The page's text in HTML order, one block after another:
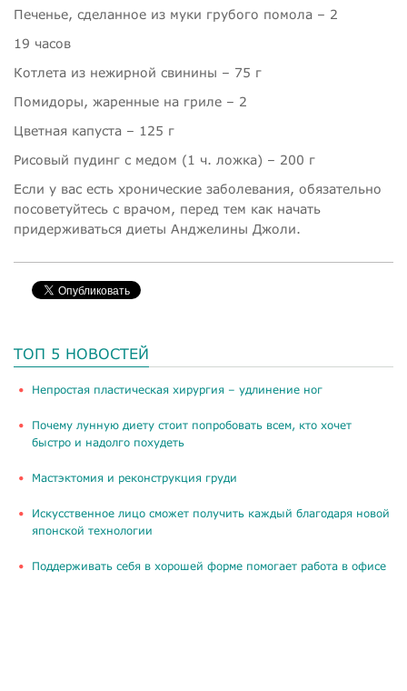
Печенье, сделанное из муки грубого помола – 2
19 часов
Котлета из нежирной свинины – 75 г
Помидоры, жаренные на гриле – 2
Цветная капуста – 125 г
Рисовый пудинг с медом (1 ч. ложка) – 200 г
Если у вас есть хронические заболевания, обязательно
посоветуйтесь с врачом, перед тем как начать
придерживаться диеты Анджелины Джоли.
ТОП 5 НОВОСТЕЙ
​Непростая пластическая хирургия – удлинение ног
Почему лунную диету стоит попробовать всем, кто хочет
быстро и надолго похудеть
Мастэктомия и реконструкция груди
Искусственное лицо сможет получить каждый благодаря новой
японской технологии
Поддерживать себя в хорошей форме помогает работа в офисе